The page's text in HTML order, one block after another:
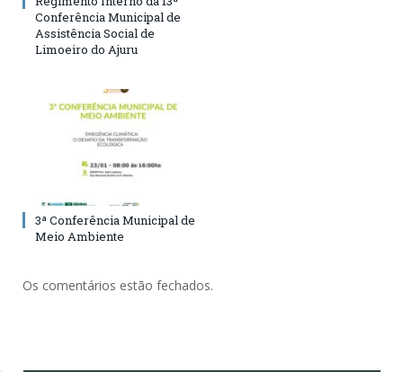
Conferência Municipal de
Assistência Social de
Limoeiro do Ajuru
3ª Conferência Municipal de
Meio Ambiente
Os comentários estão fechados.